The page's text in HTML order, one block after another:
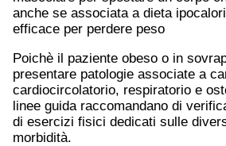
anche se associata a dieta
efficace per perdere peso
Poichè il paziente obeso o in
presentare patologie associate a
cardiocircolatorio, respiratorio e
linee guida raccomandano di
di esercizi fisici dedicati sulle
morbidità.